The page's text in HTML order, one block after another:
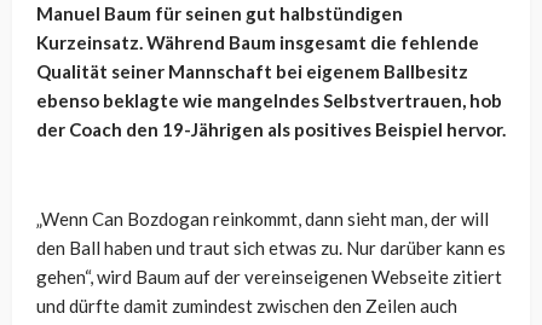
Manuel Baum für seinen gut halbstündigen
Kurzeinsatz. Während Baum insgesamt die fehlende
Qualität seiner Mannschaft bei eigenem Ballbesitz
ebenso beklagte wie mangelndes Selbstvertrauen, hob
der Coach den 19-Jährigen als positives Beispiel hervor.
„Wenn Can Bozdogan reinkommt, dann sieht man, der will
den Ball haben und traut sich etwas zu. Nur darüber kann es
gehen“, wird Baum auf der vereinseigenen Webseite zitiert
und dürfte damit zumindest zwischen den Zeilen auch